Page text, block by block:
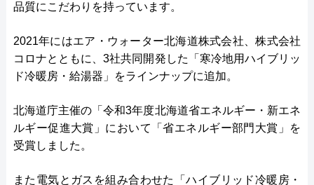
品質にこだわりを持っています。
2021年にはエア・ウォーター北海道株式会社、株式会社
コロナとともに、3社共同開発した「寒冷地用ハイブリッ
ド冷暖房・給湯器」をラインナップに追加。
北海道庁主催の「令和3年度北海道省エネルギー・新エネ
ルギー促進大賞」において「省エネルギー部門大賞」を
受賞しました。
また電気とガスを組み合わせた「ハイブリッド冷暖房・